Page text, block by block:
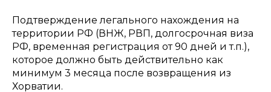
Подтверждение легального нахождения на
территории РФ (ВНЖ, РВП, долгосрочная виза
РФ, временная регистрация от 90 дней и т.п.),
которое должно быть действительно как
минимум 3 месяца после возвращения из
Хорватии.